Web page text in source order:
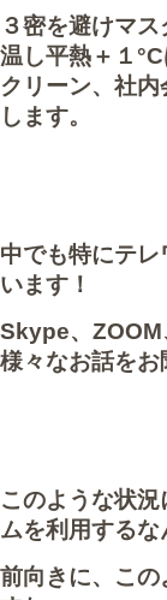
３密を避けマ
温し平熱＋１
クリーン、社
します。
中でも特にテ
います！
Skype、
様々なお話をお
このような状
ムを利用する
前向きに、こ